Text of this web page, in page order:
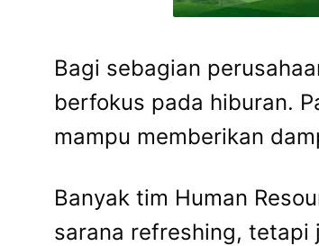
Bagi sebagian
berfokus pada hiburan.
mampu memberikan
Banyak tim Human
sarana refreshing, tetapi